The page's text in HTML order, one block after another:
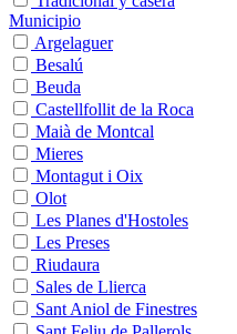
Municipio
Argelaguer
Besalú
Beuda
Castellfollit de la Roca
Maià de Montcal
Mieres
Montagut i Oix
Olot
Les Planes d'Hostoles
Les Preses
Riudaura
Sales de Llierca
Sant Aniol de Finestres